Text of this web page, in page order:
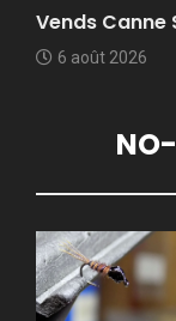
Vends Canne
6 août 2026